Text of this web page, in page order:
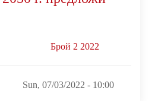
Брой 2 2022
Sun, 07/03/2022 - 10:00